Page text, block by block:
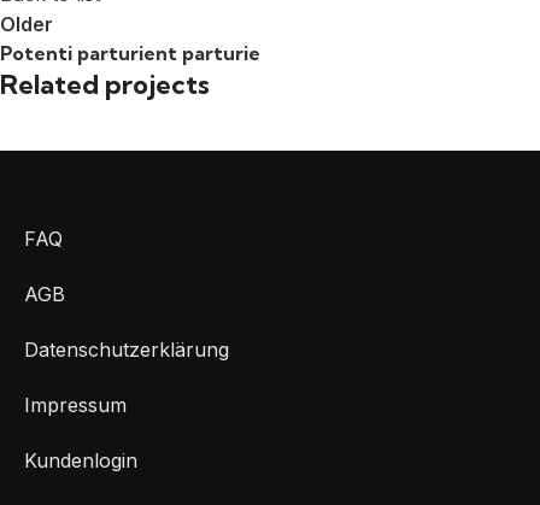
Older
Potenti parturient parturie
Related projects
FAQ
AGB
Datenschutzerklärung
Impressum
Kundenlogin